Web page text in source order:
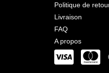
Politique de
Livraison
FAQ
A propos